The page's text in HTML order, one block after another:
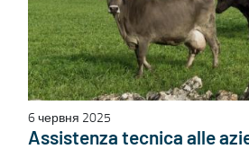
6 червня 2025
Assistenza tecnica alle